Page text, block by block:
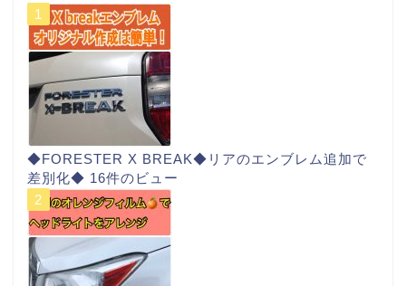
◆FORESTER X BREAK◆リアのエンブレム追加で
差別化◆ 16件のビュー